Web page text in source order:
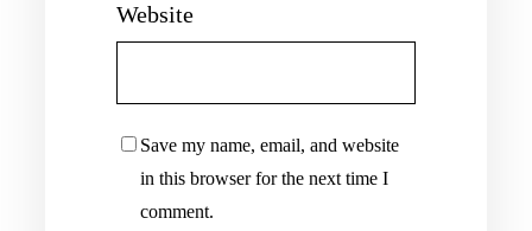
Website
Save my name, email, and website
in this browser for the next time I
comment.